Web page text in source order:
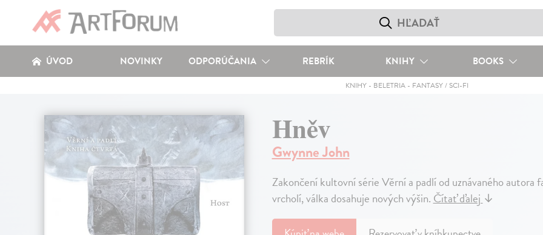
ÚVOD NOVINKY ODPORÚČANIA REBRÍK KNIHY BOOKS
KNIHY - BELETRIA - FANTASY / SCI-FI
Hněv
Gwynne John
Zakončení kultovní série Věrní a padlí od uznávaného
vrcholí, válka dosahuje nových výšin.Čítať ďalej↓